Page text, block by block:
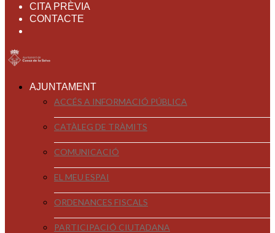
CITA PRÈVIA
CONTACTE
AJUNTAMENT
ACCÉS A INFORMACIÓ PÚBLICA
CATÀLEG DE TRÀMITS
COMUNICACIÓ
EL MEU ESPAI
ORDENANCES FISCALS
PARTICIPACIÓ CIUTADANA